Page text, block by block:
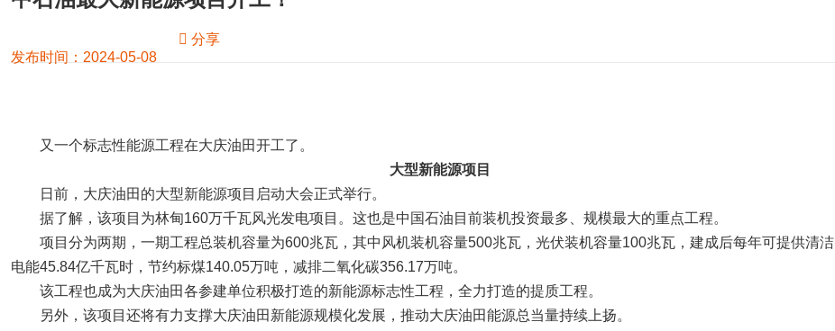
发布时间：2024-05-08
分享
又一个标志性能源工程在大庆油田开工了。
大型新能源项目
日前，大庆油田的大型新能源项目启动大会正式举行。
据了解，该项目为林甸160万千瓦风光发电项目。这也是中国石油目前装机投资最多、规模最大的重点工程。
项目分为两期，一期工程总装机容量为600兆瓦，其中风机装机容量500兆瓦，光伏装机容量100兆瓦，建成后每年可提供清洁
电能45.84亿千瓦时，节约标煤140.05万吨，减排二氧化碳356.17万吨。
该工程也成为大庆油田各参建单位积极打造的新能源标志性工程，全力打造的提质工程。
另外，该项目还将有力支撑大庆油田新能源规模化发展，推动大庆油田能源总当量持续上扬。